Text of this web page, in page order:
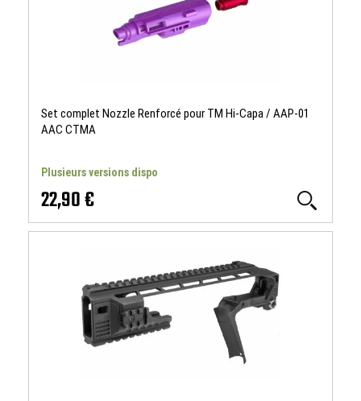
Set complet Nozzle Renforcé pour TM Hi-Capa / AAP-01
AAC CTMA
Plusieurs versions dispo
22,90 €